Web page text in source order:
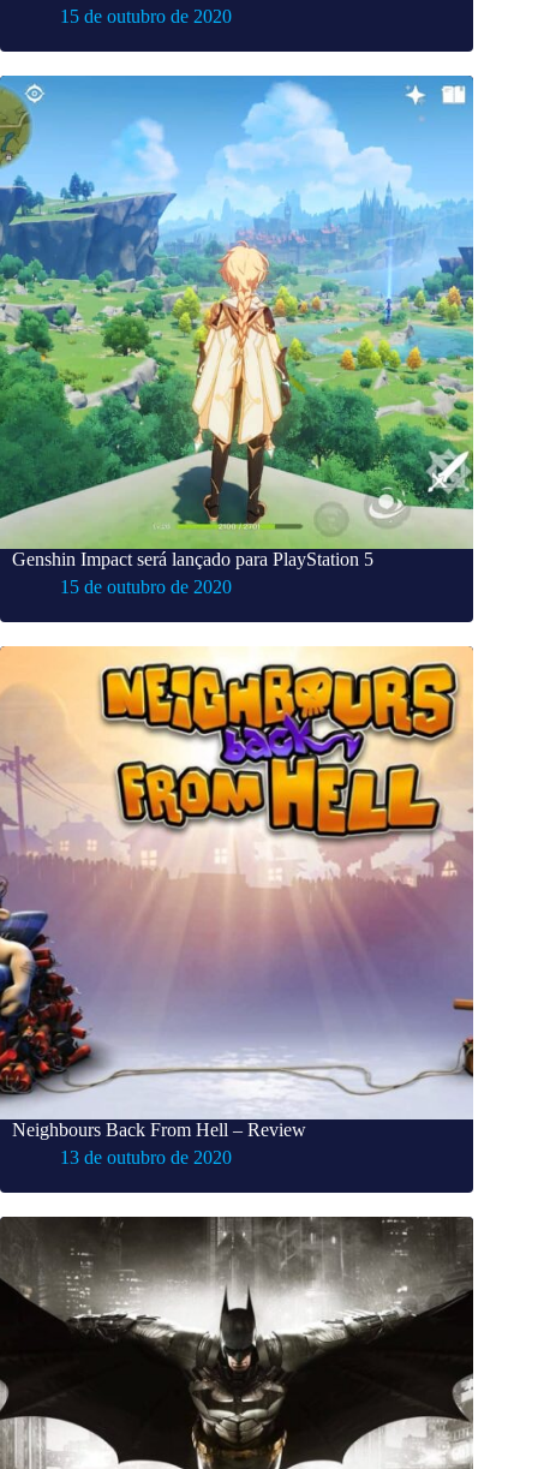
15 de outubro de 2020
Genshin Impact será lançado para PlayStation 5
15 de outubro de 2020
Neighbours Back From Hell – Review
13 de outubro de 2020